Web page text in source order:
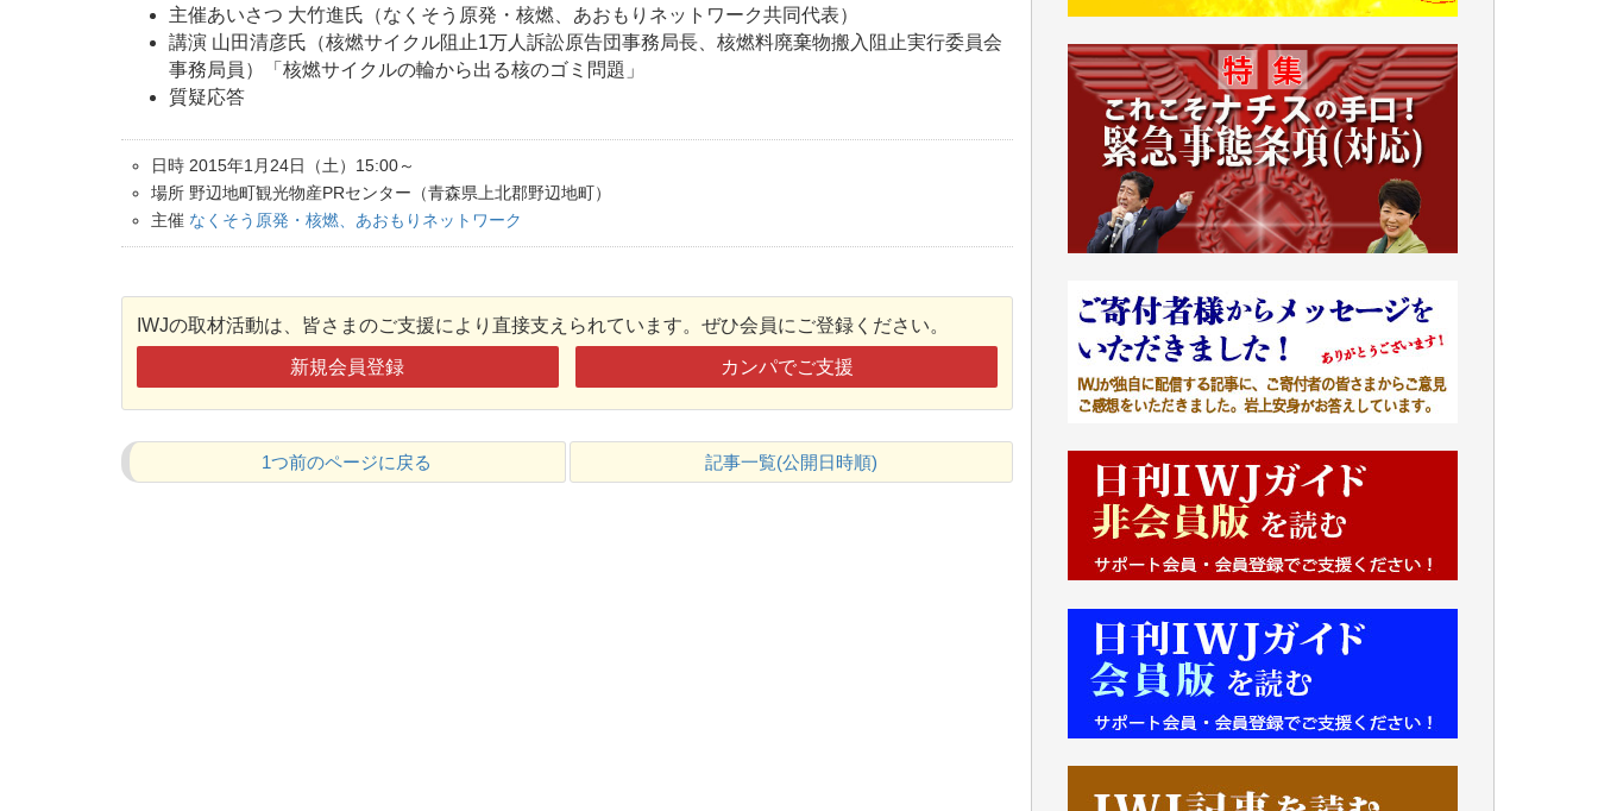
主催あいさつ 大竹進氏（なくそう原発・核燃、あおもりネットワーク共同代表）
講演 山田清彦氏（核燃サイクル阻止1万人訴訟原告団事務局長、核燃料廃棄物搬入阻止実行委員会
事務局員）「核燃サイクルの輪から出る核のゴミ問題」
質疑応答
日時 2015年1月24日（土）15:00～
場所 野辺地町観光物産PRセンター（青森県上北郡野辺地町）
主催 なくそう原発・核燃、あおもりネットワーク
IWJの取材活動は、皆さまのご支援により直接支えられています。ぜひ会員にご登録ください。
新規会員登録 カンパでご支援
1つ前のページに戻る 記事一覧(公開日時順)